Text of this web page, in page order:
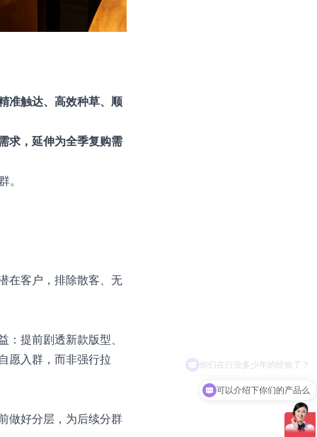
准触达、高效种草、顺
求，延伸为全季复购需
在客户，排除散客、无
提前剧透新款版型、
愿入群，而非强行拉
做好分层，为后续分群
可以介绍下你们的产品么